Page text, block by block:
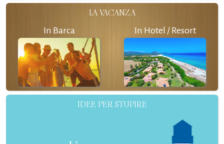
LA VACANZA
In Barca In Hotel / Resort
IDEE PER STUPIRE